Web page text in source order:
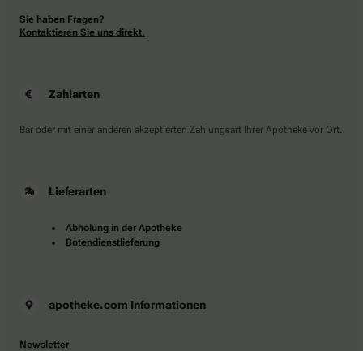
Sie haben Fragen?
Kontaktieren Sie uns direkt.
Zahlarten
Bar oder mit einer anderen akzeptierten Zahlungsart Ihrer Apotheke vor Ort.
Lieferarten
Abholung in der Apotheke
Botendienstlieferung
apotheke.com Informationen
Newsletter